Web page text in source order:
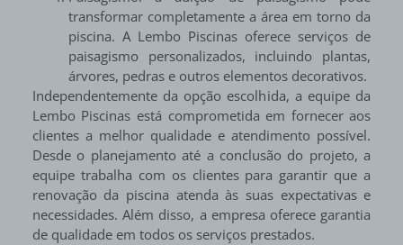
transformar completamente a área em torno da
piscina. A Lembo Piscinas oferece serviços de
paisagismo personalizados, incluindo plantas,
árvores, pedras e outros elementos decorativos.
Independentemente da opção escolhida, a equipe da
Lembo Piscinas está comprometida em fornecer aos
clientes a melhor qualidade e atendimento possível.
Desde o planejamento até a conclusão do projeto, a
equipe trabalha com os clientes para garantir que a
renovação da piscina atenda às suas expectativas e
necessidades. Além disso, a empresa oferece garantia
de qualidade em todos os serviços prestados.